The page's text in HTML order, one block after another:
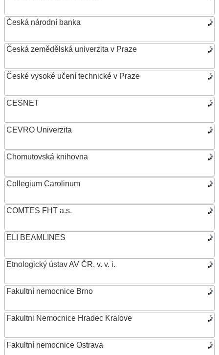
Česká národní banka
Česká zemědělská univerzita v Praze
České vysoké učení technické v Praze
CESNET
CEVRO Univerzita
Chomutovská knihovna
Collegium Carolinum
COMTES FHT a.s.
ELI BEAMLINES
Etnologický ústav AV ČR, v. v. i.
Fakultní nemocnice Brno
Fakultni Nemocnice Hradec Kralove
Fakultní nemocnice Ostrava